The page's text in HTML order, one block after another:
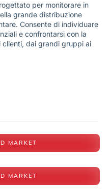
per monitorare in
grande distribuzione
Consente di individuare
e confrontarsi con la
dai grandi gruppi ai
MARKET
MARKET